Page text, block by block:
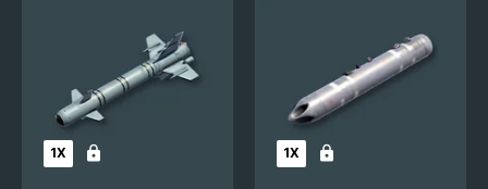
1X Заблокирован 1X Заблокирован